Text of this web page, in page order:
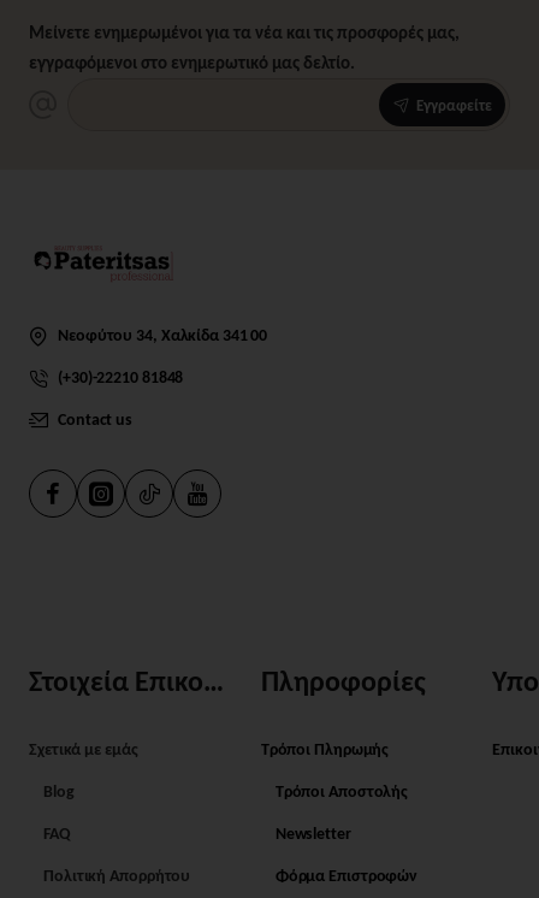
Μείνετε ενημερωμένοι για τα νέα και τις προσφορές μας,
εγγραφόμενοι στο ενημερωτικό μας δελτίο.
Εγγραφείτε
Νεοφύτου 34, Χαλκίδα 341 00
(+30)-22210 81848
Contact us
Στοιχεία Επικοινωνίας
Σχετικά με εμάς
Blog
FAQ
Πολιτική Απορρήτου
Πληροφορίες
Τρόποι Πληρωμής
Τρόποι Αποστολής
Newsletter
Φόρμα Επιστροφών